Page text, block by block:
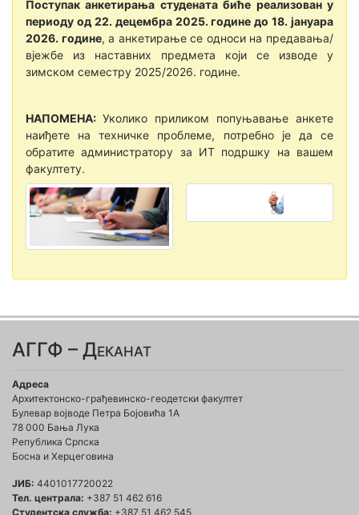
Поступак анкетирања студената биће реализован у
периоду од 22. децембра 2025. године до 18. јануара
2026. године, а анкетирање се односи на предавања/
вјежбе из наставних предмета који се изводе у
зимском семестру 2025/2026. године.
НАПОМЕНА: Уколико приликом попуњавање анкете
наиђете на техничке проблеме, потребно је да се
обратите администратору за ИТ подршку на вашем
факултету.
АГГФ – Деканат
Адреса
Архитектонско-грађевинско-геодетски факултет
Булевар војводе Петра Бојовића 1A
78 000 Бања Лука
Република Српска
Босна и Херцеговина
ЈИБ: 4401017720022
Тел. централа: +387 51 462 616
Студентска служба: +387 51 462 545